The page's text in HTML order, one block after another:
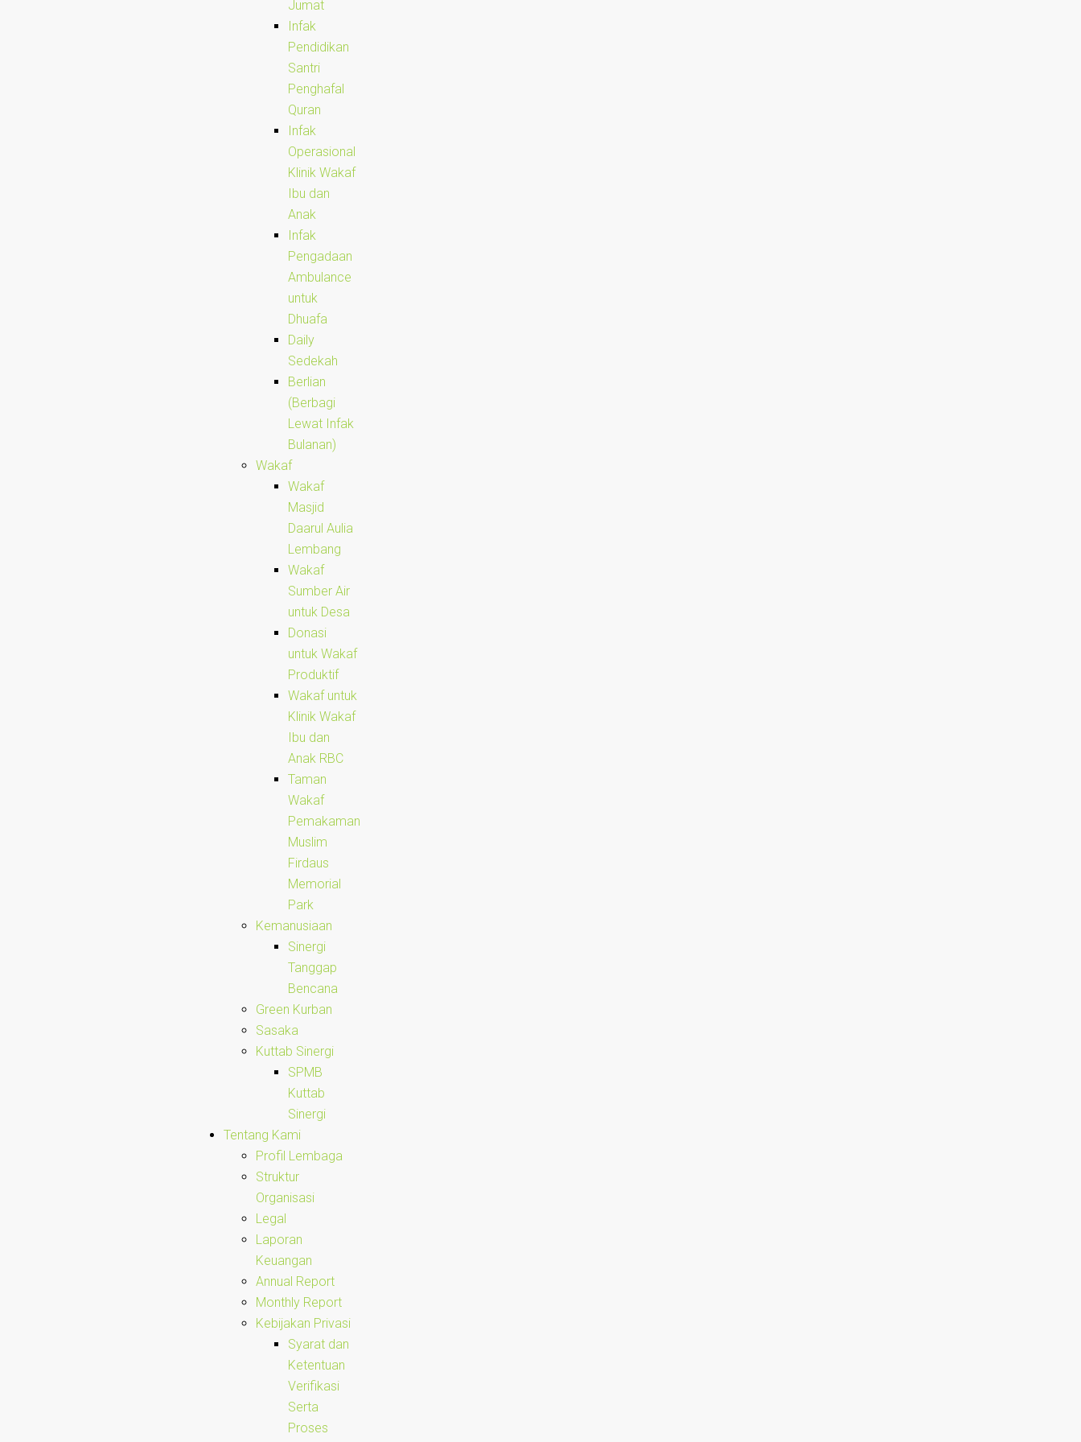
Jumat
Infak
Pendidikan
Santri
Penghafal
Quran
Infak
Operasional
Klinik Wakaf
Ibu dan
Anak
Infak
Pengadaan
Ambulance
untuk
Dhuafa
Daily
Sedekah
Berlian
(Berbagi
Lewat Infak
Bulanan)
Wakaf
Wakaf
Masjid
Daarul Aulia
Lembang
Wakaf
Sumber Air
untuk Desa
Donasi
untuk Wakaf
Produktif
Wakaf untuk
Klinik Wakaf
Ibu dan
Anak RBC
Taman
Wakaf
Pemakaman
Muslim
Firdaus
Memorial
Park
Kemanusiaan
Sinergi
Tanggap
Bencana
Green Kurban
Sasaka
Kuttab Sinergi
SPMB
Kuttab
Sinergi
Tentang Kami
Profil Lembaga
Struktur
Organisasi
Legal
Laporan
Keuangan
Annual Report
Monthly Report
Kebijakan Privasi
Syarat dan
Ketentuan
Verifikasi
Serta
Proses